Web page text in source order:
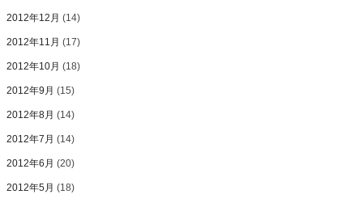
2012年12月 (14)
2012年11月 (17)
2012年10月 (18)
2012年9月 (15)
2012年8月 (14)
2012年7月 (14)
2012年6月 (20)
2012年5月 (18)